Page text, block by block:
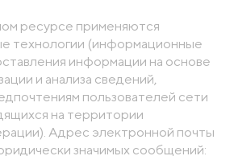
ресурсе применяются
технологии (информационные
информации на основе
и анализа сведений,
пользователей сети
на территории
Адрес электронной почты
значимых сообщений: